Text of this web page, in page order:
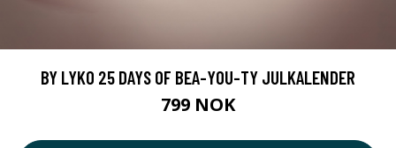
BY LYKO 25 DAYS OF BEA-YOU-TY JULKALENDER
799 NOK